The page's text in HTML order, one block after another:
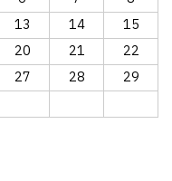
13 14
15
20 21
22
27 28
29